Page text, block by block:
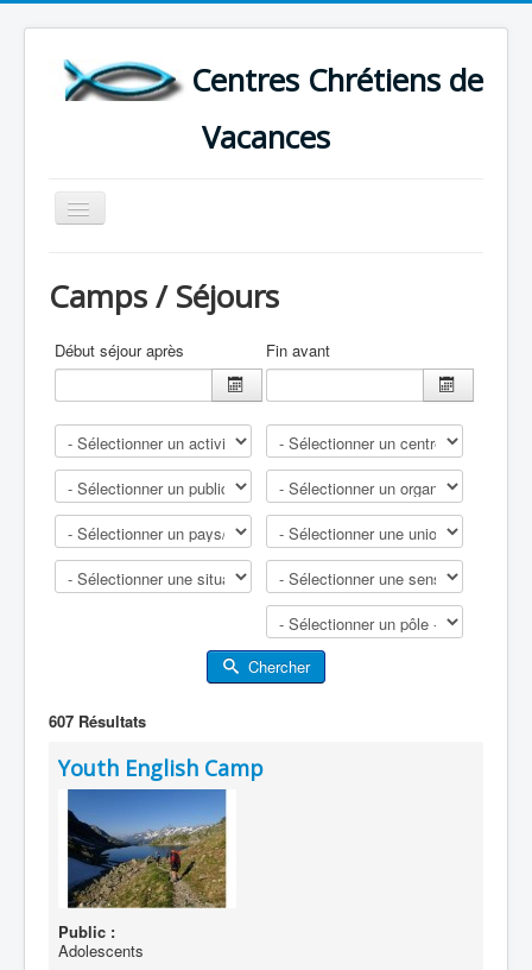
Centres Chrétiens de
Vacances
Basculer
la
CARTE DES CENTRES DE VACANCES .
LISTE DES SEJOURS DE VACANCES 2026
Camps / Séjours
Début séjour après Fin avant
Chercher
607 Résultats
Youth English Camp
Public :
Adolescents